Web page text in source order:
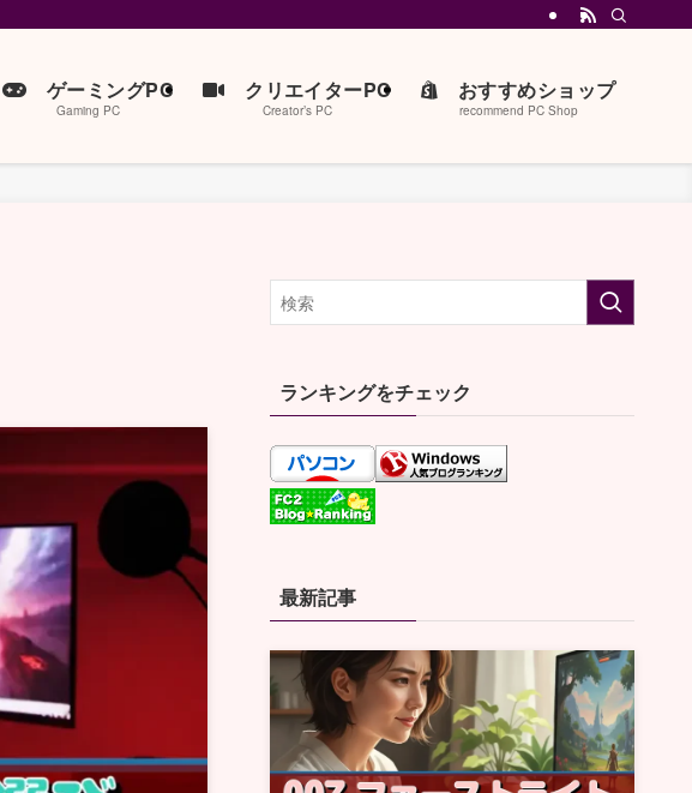
ゲーミングPC
Gaming PC
クリエイターPC
Creator’s PC
おすすめショップ
recommend PC Shop
ランキングをチェック
最新記事